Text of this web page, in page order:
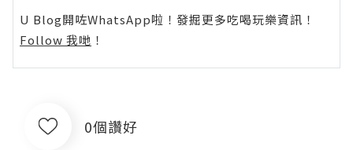
U Blog開咗WhatsApp啦！發掘更多吃喝玩樂資訊！
Follow 我哋 ！
0個讚好